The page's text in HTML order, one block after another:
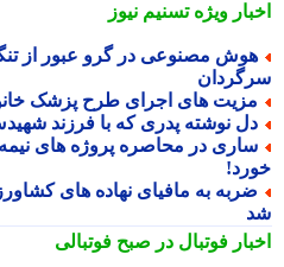
ویژهتسنیم نیوز
های اجرای طرح پزشک
نوشته پدری که با فرزند شهیدش
فوتبال در صبح فوتبالی